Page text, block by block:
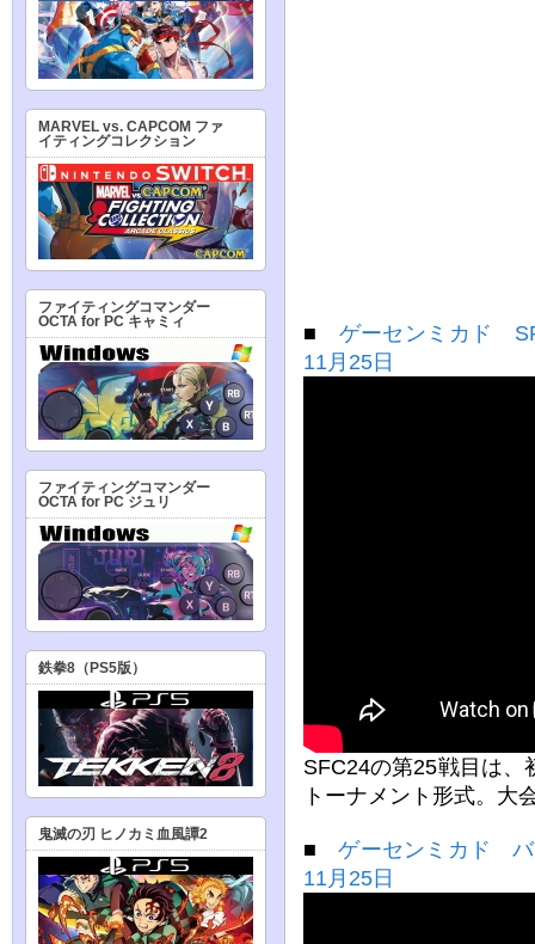
■ ゲーセンミカド
11月25日
SFC24の第25戦目は、
トーナメント形式。大
■ゲーセンミカド
11月25日
MARVEL vs. CAPCOM ファ
イティングコレクション
ファイティングコマンダー
OCTA for PC キャミィ
ファイティングコマンダー
OCTA for PC ジュリ
鉄拳8（PS5版）
鬼滅の刃 ヒノカミ血風譚2